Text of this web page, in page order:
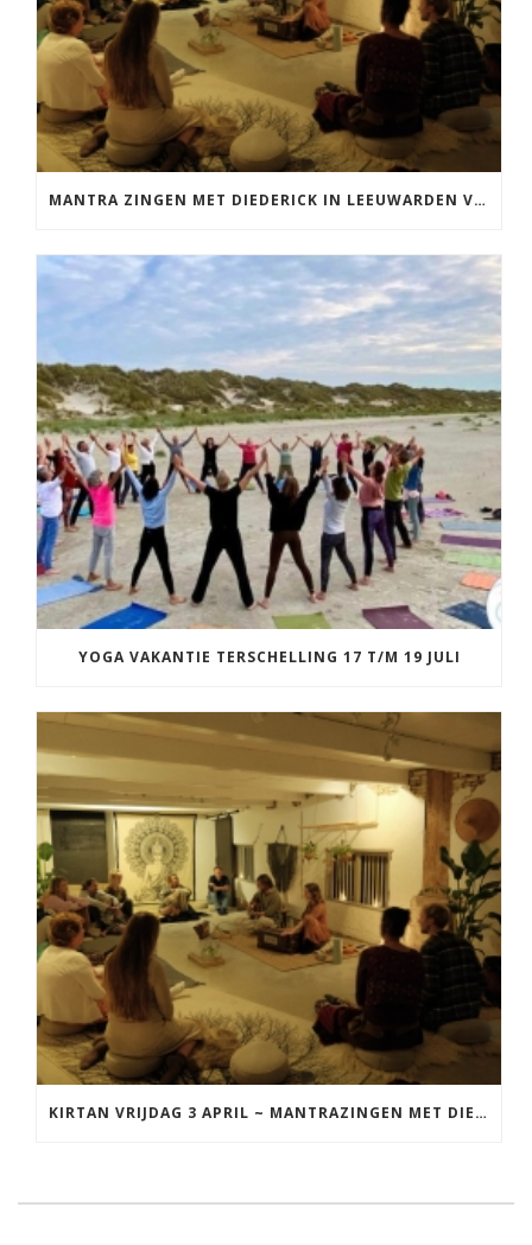
MANTRA ZINGEN MET DIEDERICK IN LEEUWARDEN VRIJDAG 12 JUNI KIRTAN
YOGA VAKANTIE TERSCHELLING 17 T/M 19 JULI
KIRTAN VRIJDAG 3 APRIL ~ MANTRAZINGEN MET DIEDERICK IN LEEUWARDEN